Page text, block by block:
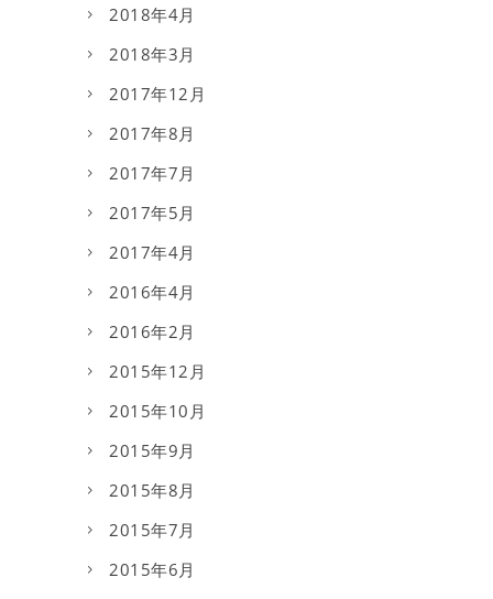
2018年4月
2018年3月
2017年12月
2017年8月
2017年7月
2017年5月
2017年4月
2016年4月
2016年2月
2015年12月
2015年10月
2015年9月
2015年8月
2015年7月
2015年6月